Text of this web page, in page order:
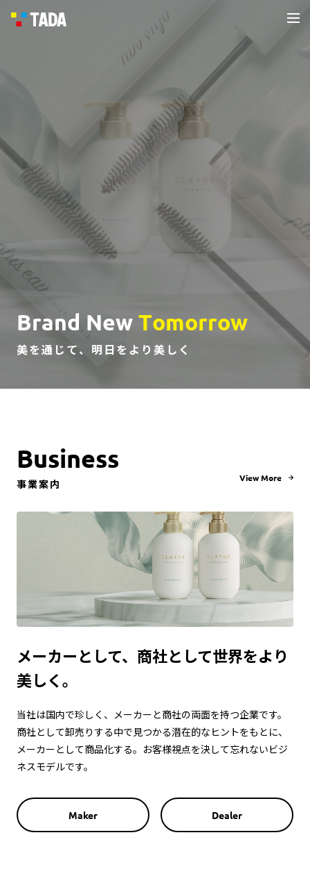
Brand New Tomorrow
美を通 じ て、 明 日 を よ り 美 し く
Business
事業案内 View More
メーカーとして、商社として世界をより
美しく。
当社は国内で珍しく、メーカーと商社の両面を持つ企業です。
商社として卸売りする中で見つかる潜在的なヒントをもとに、
メーカーとして商品化する。お客様視点を決して忘れないビジ
ネスモデルです。
Maker Dealer